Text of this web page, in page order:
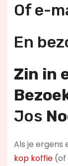
Of e-
En
Zin in
Jos
Als je ergens
kop koffie(of